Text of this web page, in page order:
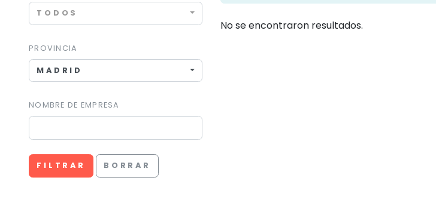
TODOS
PROVINCIA
MADRID
NOMBRE DE EMPRESA
FILTRAR BORRAR
No se encontraron resultados.